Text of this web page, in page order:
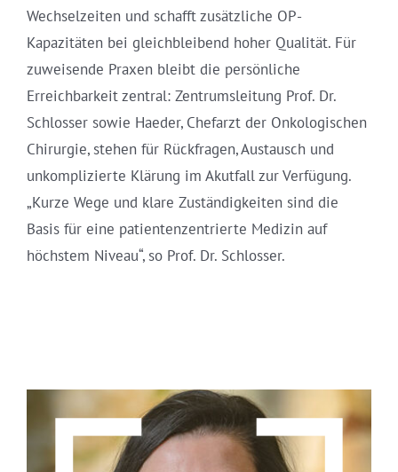
Wechselzeiten und schafft zusätzliche OP-
Kapazitäten bei gleichbleibend hoher Qualität. Für
zuweisende Praxen bleibt die persönliche
Erreichbarkeit zentral: Zentrumsleitung Prof. Dr.
Schlosser sowie Haeder, Chefarzt der Onkologischen
Chirurgie, stehen für Rückfragen, Austausch und
unkomplizierte Klärung im Akutfall zur Verfügung.
„Kurze Wege und klare Zuständigkeiten sind die
Basis für eine patientenzentrierte Medizin auf
höchstem Niveau“, so Prof. Dr. Schlosser.